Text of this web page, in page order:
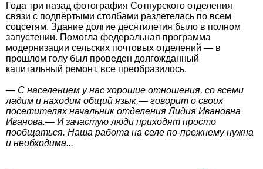
Года три назад фотография Сотнурского отделения
связи с подпёртыми столбами разлетелась по всем
соцсетям. Здание долгие десятилетия было в полном
запустении. Помогла федеральная программа
модернизации сельских почтовых отделений — в
прошлом голу был проведен долгожданный
капитальный ремонт, все преобразилось.
— С населением у нас хорошие отношения, со всеми
ладим и находим общий язык,— говорит о своих
посетителях начальник отделения Лидия Ивановна
Иванова.— И зачастую люди приходят просто
пообщаться. Наша работа на селе по-прежнему нужна
и необходима...